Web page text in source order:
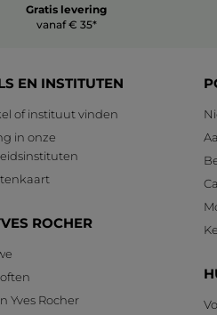
Gratis levering
vanaf € 35*
EN INSTITUTEN
of instituut vinden
in onze
ROCHER
Yves Rocher